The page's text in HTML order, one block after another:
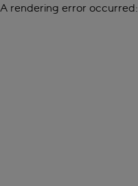
A rendering error occurred: